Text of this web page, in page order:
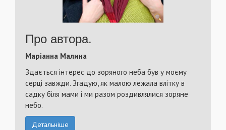
Про автора.
Маріанна Малина
Здається інтерес до зоряного неба був у моєму
серці завжди. Згадую, як малою лежала влітку в
садку біля мами і ми разом роздивлялися зоряне
небо.
Детальніше